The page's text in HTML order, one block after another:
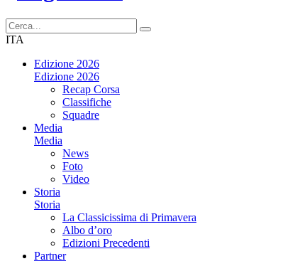
ITA
Edizione 2026
Edizione 2026
Recap Corsa
Classifiche
Squadre
Media
Media
News
Foto
Video
Storia
Storia
La Classicissima di Primavera
Albo d’oro
Edizioni Precedenti
Partner